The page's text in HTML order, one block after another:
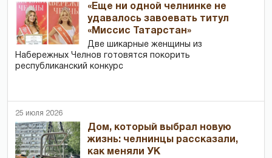
«Еще ни одной челнинке не
удавалось завоевать титул
«Миссис Татарстан»
Две шикарные женщины из
Набережных Челнов готовятся покорить
республиканский конкурс
25 июля 2026
Дом, который выбрал новую
жизнь: челнинцы рассказали,
как меняли УК